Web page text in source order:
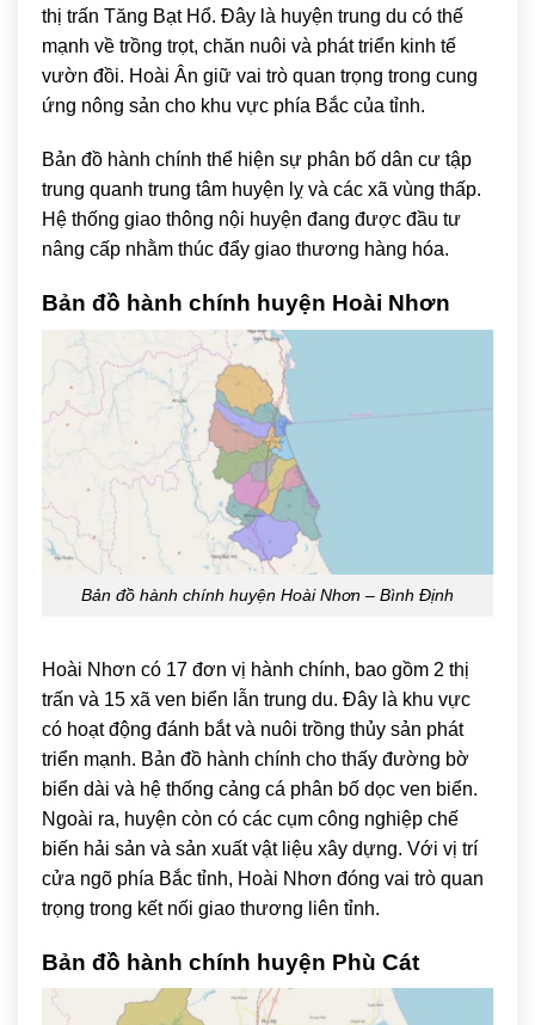
thị trấn Tăng Bạt Hổ. Đây là huyện trung du có thế
mạnh về trồng trọt, chăn nuôi và phát triển kinh tế
vườn đồi. Hoài Ân giữ vai trò quan trọng trong cung
ứng nông sản cho khu vực phía Bắc của tỉnh.
Bản đồ hành chính thể hiện sự phân bố dân cư tập
trung quanh trung tâm huyện lỵ và các xã vùng thấp.
Hệ thống giao thông nội huyện đang được đầu tư
nâng cấp nhằm thúc đẩy giao thương hàng hóa.
Bản đồ hành chính huyện Hoài Nhơn
Bản đồ hành chính huyện Hoài Nhơn – Bình Định
Hoài Nhơn có 17 đơn vị hành chính, bao gồm 2 thị
trấn và 15 xã ven biển lẫn trung du. Đây là khu vực
có hoạt động đánh bắt và nuôi trồng thủy sản phát
triển mạnh. Bản đồ hành chính cho thấy đường bờ
biển dài và hệ thống cảng cá phân bố dọc ven biển.
Ngoài ra, huyện còn có các cụm công nghiệp chế
biến hải sản và sản xuất vật liệu xây dựng. Với vị trí
cửa ngõ phía Bắc tỉnh, Hoài Nhơn đóng vai trò quan
trọng trong kết nối giao thương liên tỉnh.
Bản đồ hành chính huyện Phù Cát